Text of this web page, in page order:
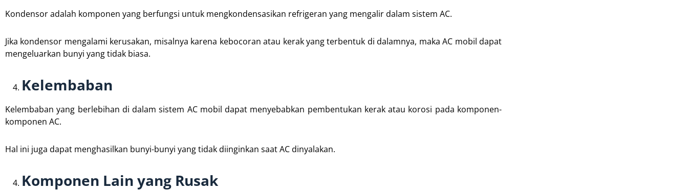
Kondensor adalah komponen yang berfungsi untuk mengkondensasikan refrigeran yang mengalir dalam sistem AC.
Jika kondensor mengalami kerusakan, misalnya karena kebocoran atau kerak yang terbentuk di dalamnya, maka AC mobil dapat
mengeluarkan bunyi yang tidak biasa.
Kelembaban
Kelembaban yang berlebihan di dalam sistem AC mobil dapat menyebabkan pembentukan kerak atau korosi pada komponen-
komponen AC.
Hal ini juga dapat menghasilkan bunyi-bunyi yang tidak diinginkan saat AC dinyalakan.
Komponen Lain yang Rusak